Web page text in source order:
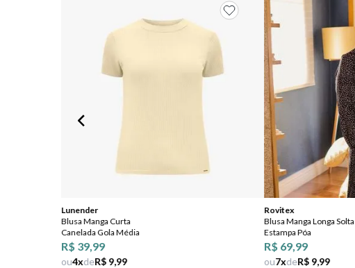
Lunender
Blusa Manga Curta
Canelada Gola Média
R$ 39,99
ou4xdeR$ 9,99
Rovitex
Blusa Manga Longa Solta
Estampa Póa
R$ 69,99
ou7xdeR$ 9,99